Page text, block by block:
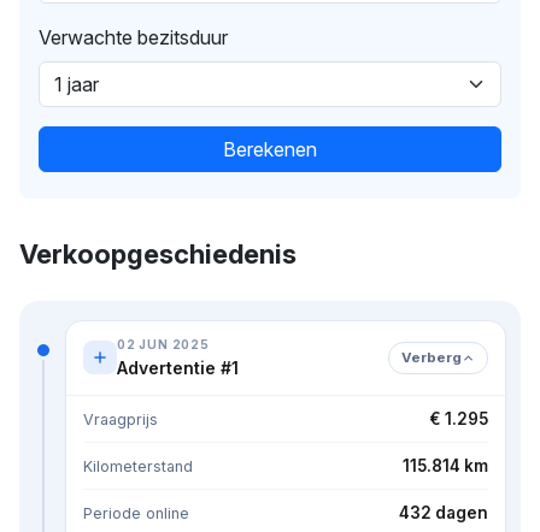
Verwachte bezitsduur
Berekenen
Verkoopgeschiedenis
02 JUN 2025
Advertentie #1 Verberg
Vraagprijs € 1.295
Kilometerstand 115.814 km
Periode online 432 dagen